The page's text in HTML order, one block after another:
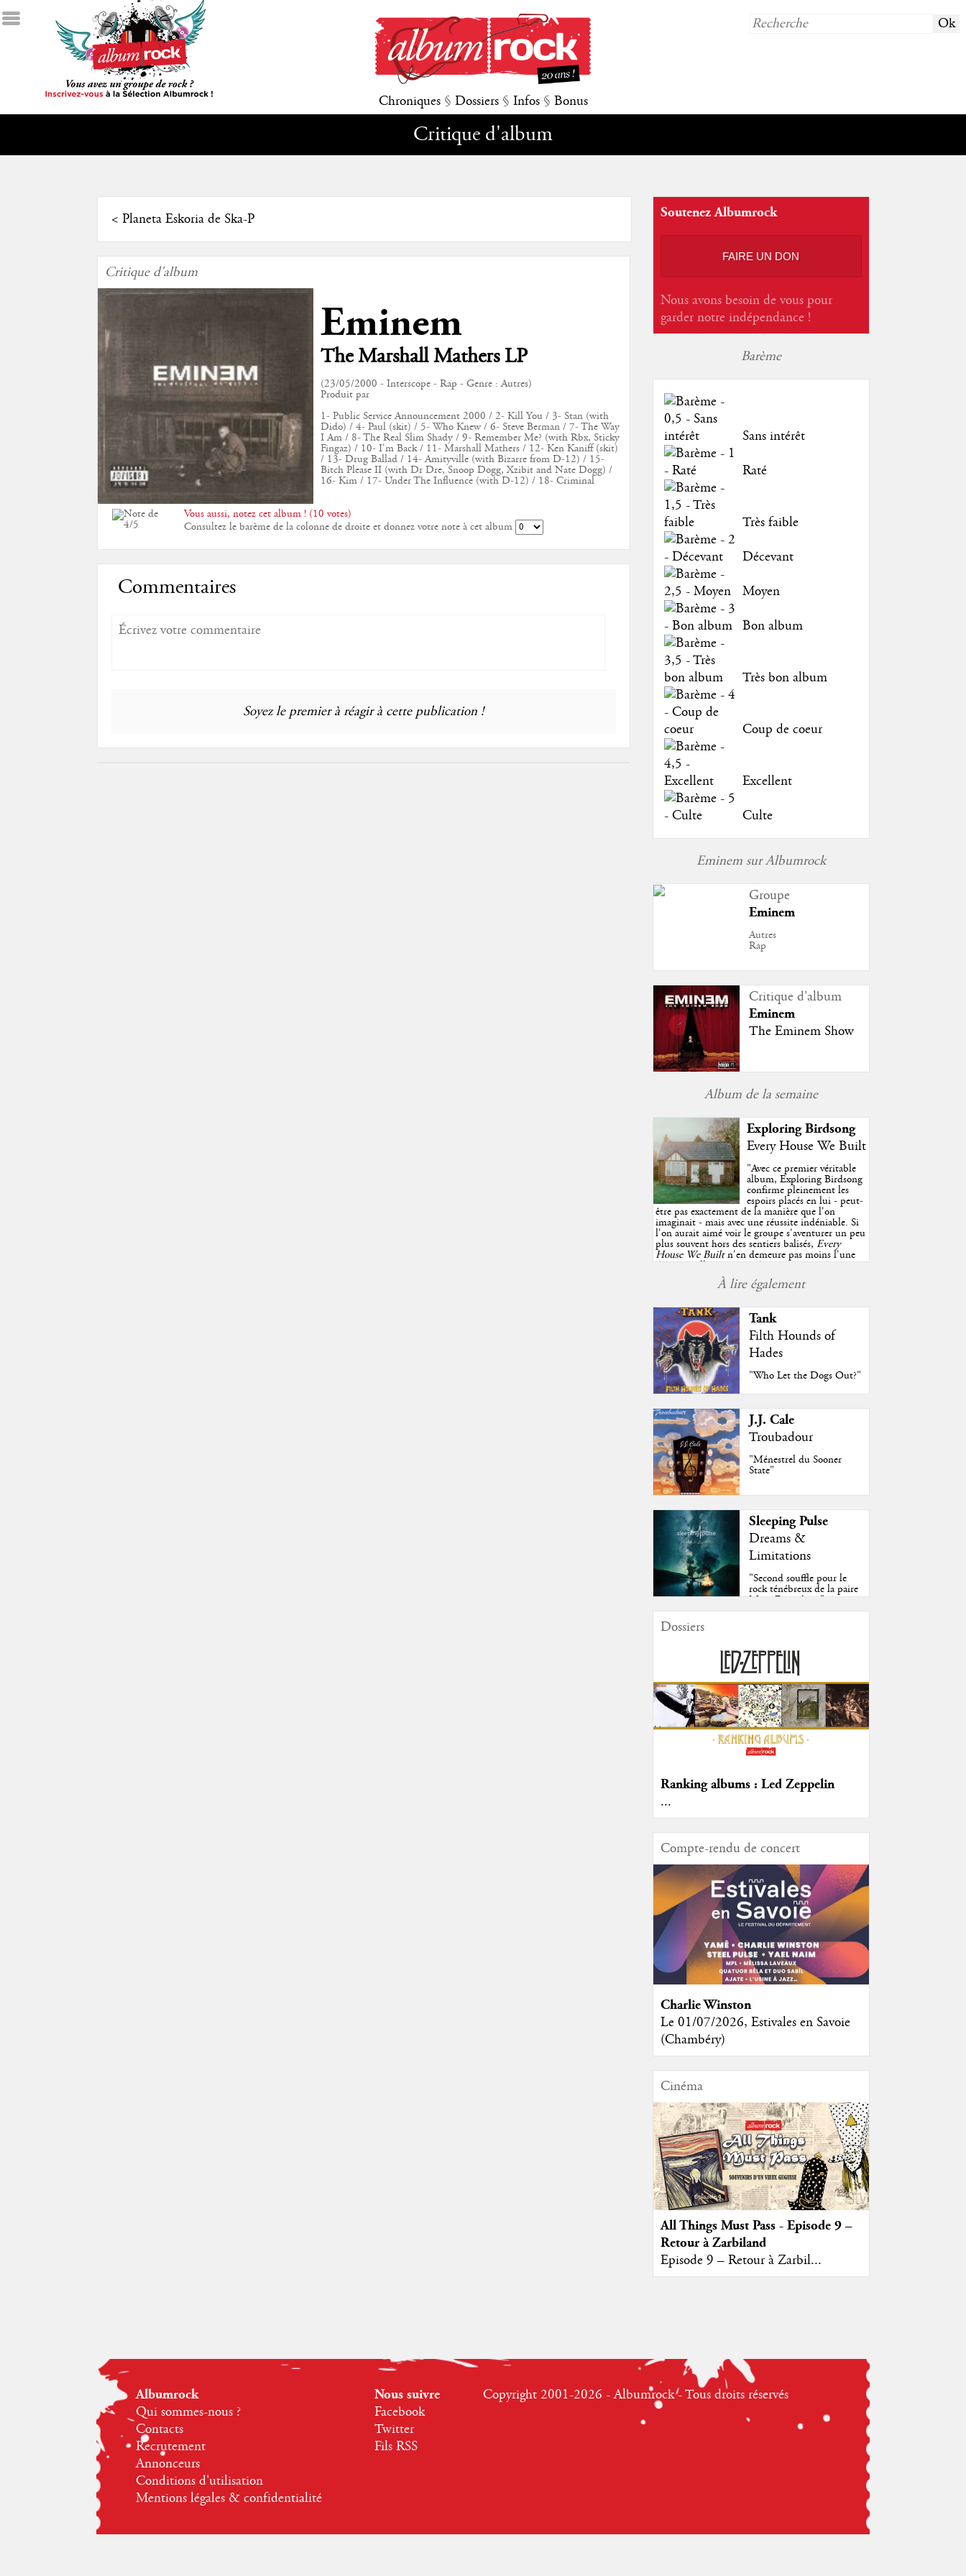
Chroniques § Dossiers § Infos § Bonus
Critique d'album
< Planeta Eskoria de Ska-P
Critique d'album
Eminem
The Marshall Mathers LP
(23/05/2000 - Interscope - Rap - Genre : Autres)
Produit par
1- Public Service Announcement 2000 / 2- Kill You / 3- Stan (with
Dido) / 4- Paul (skit) / 5- Who Knew / 6- Steve Berman / 7- The Way
I Am / 8- The Real Slim Shady / 9- Remember Me? (with Rbx, Sticky
Fingaz) / 10- I'm Back / 11- Marshall Mathers / 12- Ken Kaniff (skit)
/ 13- Drug Ballad / 14- Amityville (with Bizarre from D-12) / 15-
Bitch Please II (with Dr Dre, Snoop Dogg, Xzibit and Nate Dogg) /
16- Kim / 17- Under The Influence (with D-12) / 18- Criminal
Vous aussi, notez cet album ! (10 votes)
Consultez le barème de la colonne de droite et donnez votre note à cet album
Commentaires
Soyez le premier à réagir à cette publication !
Soutenez Albumrock
FAIRE UN DON
Nous avons besoin de vous pour
garder notre indépendance !
Barème
Sans intérêt
Raté
Très faible
Décevant
Moyen
Bon album
Très bon album
Coup de coeur
Excellent
Culte
Eminem sur Albumrock
Groupe
Eminem
Autres
Rap
Critique d'album
Eminem
The Eminem Show
Album de la semaine
Exploring Birdsong
Every House We Built
"Avec ce premier véritable
album, Exploring Birdsong
confirme pleinement les
espoirs placés en lui - peut-
être pas exactement de la manière que l'on
imaginait - mais avec une réussite indéniable. Si
l'on aurait aimé voir le groupe s'aventurer un peu
plus souvent hors des sentiers balisés,Every
House We Builtn'en demeure pas moins l'une
des très belles surprises de cette année, porté par
plusieurs morceaux qui trouveront sans difficulté
une place de choix dans vos playlists estivales.
À lire également
Tank
Filth Hounds of
Hades
"Who Let the Dogs Out?"
J.J. Cale
Troubadour
"Ménestrel du Sooner
State"
Sleeping Pulse
Dreams &
Limitations
"Second souffle pour le
rock ténébreux de la paire
Moss-Fazendeiro"
Dossiers
Ranking albums : Led Zeppelin
...
Compte-rendu de concert
Charlie Winston
Le 01/07/2026, Estivales en Savoie
(Chambéry)
Cinéma
All Things Must Pass - Episode 9 –
Retour à Zarbiland
Episode 9 – Retour à Zarbil...
Albumrock
Qui sommes-nous ?
Contacts
Recrutement
Annonceurs
Conditions d'utilisation
Mentions légales & confidentialité
Nous suivre
Facebook
Twitter
Fils RSS
Copyright 2001-2026 - Albumrock - Tous droits réservés